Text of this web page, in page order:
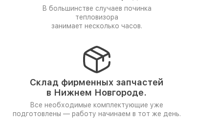
В большинстве случаев починка
тепловизора
занимает несколько часов.
Склад фирменных запчастей
в Нижнем Новгороде.
Все необходимые комплектующие уже
подготовлены — работу начинаем в тот же день.